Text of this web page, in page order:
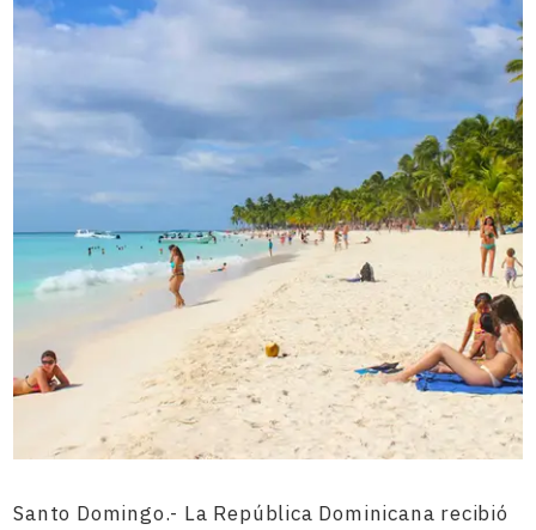
Santo Domingo.- La República Dominicana recibió